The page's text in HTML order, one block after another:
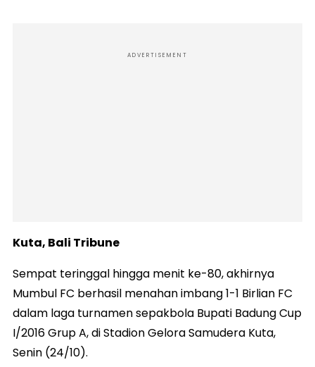
ADVERTISEMENT
Kuta, Bali Tribune
Sempat teringgal hingga menit ke-80, akhirnya
Mumbul FC berhasil menahan imbang 1-1 Birlian FC
dalam laga turnamen sepakbola Bupati Badung Cup
I/2016 Grup A, di Stadion Gelora Samudera Kuta,
Senin (24/10).